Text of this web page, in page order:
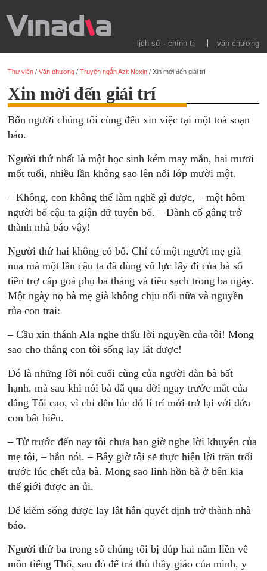
lịch sử · chính trị văn chương
Thư viện /Văn chương /Truyện ngắn Azit Nexin /Xin mời đến giải trí
Xin mời đến giải trí
Bốn người chúng tôi cùng đến xin việc tại một toà soạn
báo.
Người thứ nhất là một học sinh kém may mắn, hai mươi
mốt tuổi, nhiều lần không sao lên nổi lớp mười một.
– Không, con không thể làm nghề gì được, – một hôm
người bố cậu ta giận dữ tuyên bố. – Đành cố gắng trở
thành nhà báo vậy!
Người thứ hai không có bố. Chỉ có một người mẹ già
nua mà một lần cậu ta đã dùng vũ lực lấy đi của bà số
tiền trợ cấp goá phụ ba tháng và tiêu sạch trong ba ngày.
Một ngày nọ bà mẹ già không chịu nổi nữa và nguyền
rủa con trai:
– Cầu xin thánh Ala nghe thấu lời nguyền của tôi! Mong
sao cho thằng con tôi sống lay lắt được!
Đó là những lời nói cuối cùng của người đàn bà bất
hạnh, mà sau khi nói bà đã qua đời ngay trước mắt của
đấng Tối cao, vì chỉ đến lúc đó lí trí mới trở lại với đứa
con bất hiếu.
– Từ trước đến nay tôi chưa bao giờ nghe lời khuyên của
mẹ tôi, – hắn nói. – Bây giờ tôi sẽ thực hiện lời trăn trối
trước lúc chết của bà. Mong sao linh hồn bà ở bên kia
thế giới được an ủi.
Để kiếm sống được lay lắt hắn quyết định trở thành nhà
báo.
Người thứ ba trong số chúng tôi bị đúp hai năm liền về
môn tiếng Thổ, sau đó để trả thù thầy giáo của mình, y